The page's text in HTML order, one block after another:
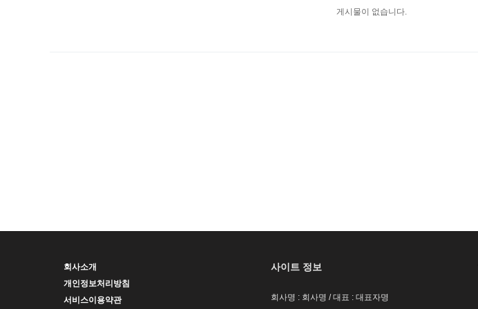
게시물이 없습니다.
회사소개
개인정보처리방침
서비스이용약관
사이트 정보
회사명 : 회사명 / 대표 : 대표자명